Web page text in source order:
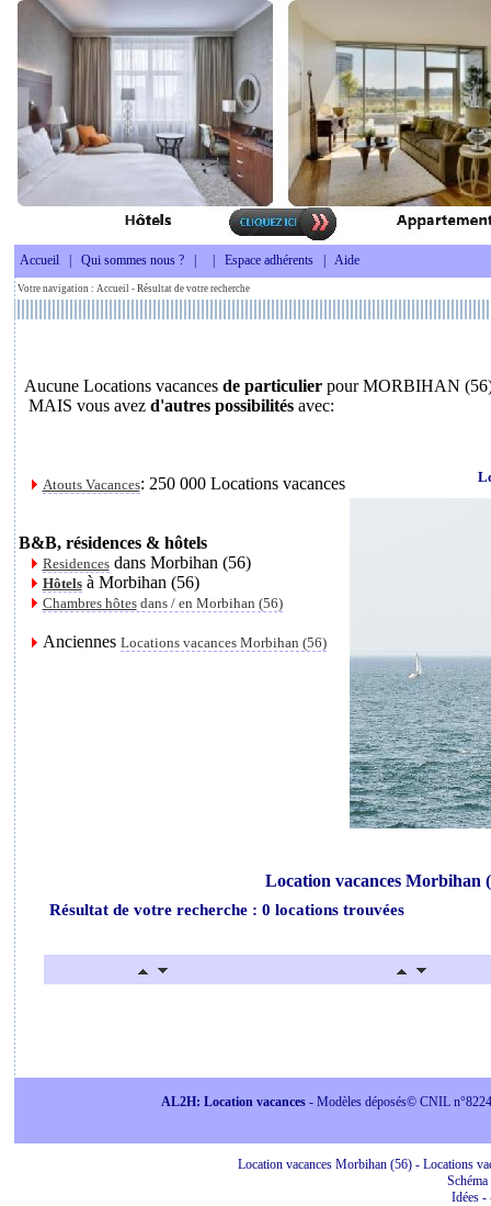
Accueil| Qui sommes nous ?| Espace adhérents| Aide
Votre navigation : Accueil- Résultat de votre recherche
Aucune Locations vacances de particulierpour MORBIHAN
MAIS vous avez d'autres possibilitésavec:
Atouts Vacances: 250 000 Locations vacances
B&B, résidences & hôtels
Residencesdans Morbihan (56)
Hôtelsà Morbihan (56)
Chambres hôtesdans / en Morbihan (56)
Anciennes Locations vacances Morbihan (56)
Location vacances Morbihan
Résultat de votre recherche : 0 locations trouvées
AL2H: Location vacances- Modèles déposés© CNIL
Location vacances Morbihan (56) - Locations
Idées -